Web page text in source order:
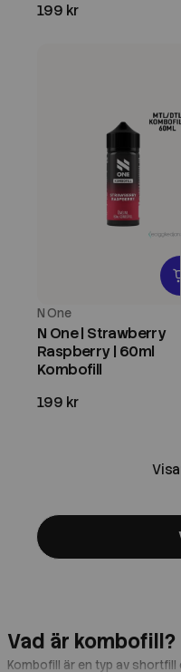
199 kr
N One
N One | Strawberry
Raspberry | 60ml
Kombofill
199 kr
Vad är kombofill?
Kombofill är en typ av